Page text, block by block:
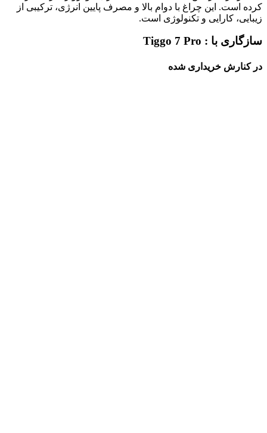
کرده است. این چراغ با دوام بالا و مصرف پایین انرژی، ترکیبی از
زیبایی، کارایی و تکنولوژی است.
سازگاری با : Tiggo 7 Pro
در کنارش خریداری شده